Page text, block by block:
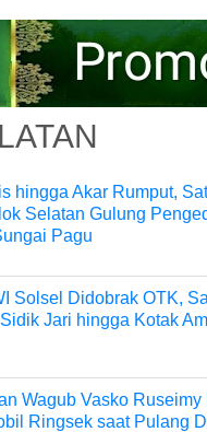
hingga Akar Rumput,
Selatan Gulung
Pagu
Solsel Didobrak OTK,
Jari hingga Kotak
Wagub Vasko
Ringsek saat Pulang